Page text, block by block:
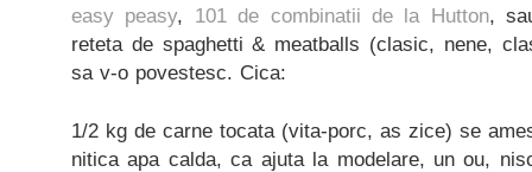
easy peasy, 101 de combinatii de la Hutton,
reteta de spaghetti & meatballs (clasic, nene,
sa v-o povestesc. Cica:
1/2 kg de carne tocata (vita-porc, as zice) se
nitica apa calda, ca ajuta la modelare, un ou,